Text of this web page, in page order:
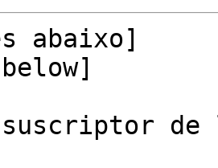
abaixo]
suscriptor